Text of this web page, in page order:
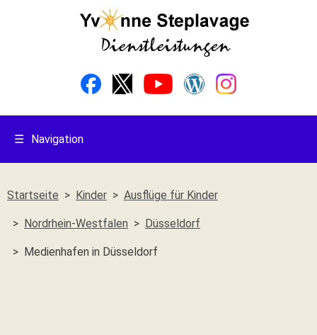
☰ Navigation
Startseite Kinder Ausflüge für Kinder
Nordrhein-Westfalen Düsseldorf
Medienhafen in Düsseldorf